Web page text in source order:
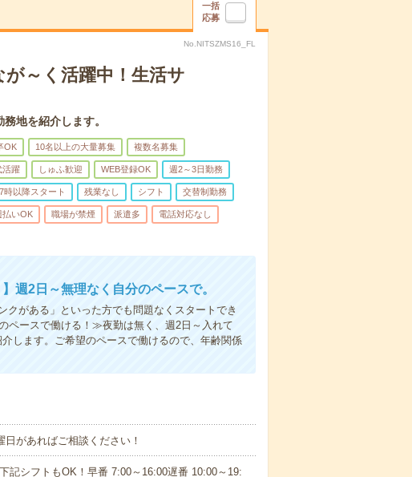
一括
応募
No.NITSZMS16_FL
～く活躍中！生活サ
地を紹介します。
OK 10名以上の大量募集 複数名募集
活躍 しゅふ歓迎 WEB登録OK 週2～3日勤務
時以降スタート 残業なし シフト 交替制勤務
払いOK 職場が禁煙 派遣多 電話対応なし
週2日～無理なく自分のペースで。
がある」といった方でも問題なくスタートでき
ペースで働ける！≫夜勤は無く、週2日～入れて
します。ご希望のペースで働けるので、年齢関係
があればご相談ください！
記シフトもOK！早番 7:00～16:00遅番 10:00～19: